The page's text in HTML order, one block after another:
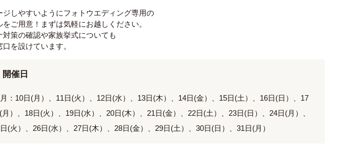
ジしやすいようにフォトウエディング専用の
をご用意！まずは気軽にお越しください。
対策の確認や家族挙式についても
口を設けています。
開催日
：10日(月）、11日(火）、12日(水）、13日(木）、14日(金）、15日(土）、16日(日）、17
月）、18日(火）、19日(水）、20日(木）、21日(金）、22日(土）、23日(日）、24日(月）、
(火）、26日(水）、27日(木）、28日(金）、29日(土）、30日(日）、31日(月）